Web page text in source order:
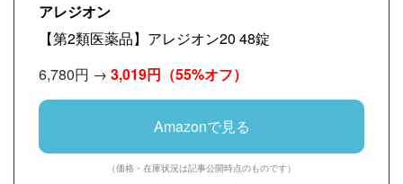
アレジオン
【第2類医薬品】アレジオン20 48錠
6,780円 → 3,019円 （55%オフ）
Amazonで見る
（価格・在庫状況は記事公開時点のものです）